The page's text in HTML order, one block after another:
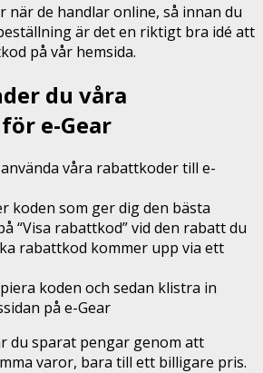
när de handlar online, så innan du
är det en riktigt bra idé att
på vår hemsida.
du våra
e-Gear
våra rabattkoder till e-
koden som ger dig den bästa
“Visa rabattkod” vid den rabatt du
rabattkod kommer upp via ett
koden och sedan klistra in
på e-Gear
du sparat pengar genom att
varor, bara till ett billigare pris.